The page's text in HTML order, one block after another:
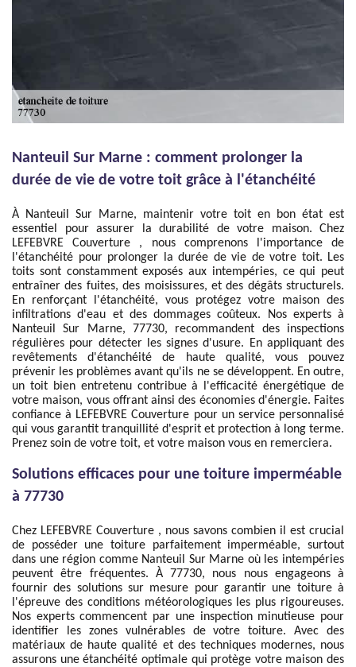
Nanteuil Sur Marne : comment prolonger la
durée de vie de votre toit grâce à l'étanchéité
À Nanteuil Sur Marne, maintenir votre toit en bon état est
essentiel pour assurer la durabilité de votre maison. Chez
LEFEBVRE Couverture , nous comprenons l'importance de
l'étanchéité pour prolonger la durée de vie de votre toit. Les
toits sont constamment exposés aux intempéries, ce qui peut
entraîner des fuites, des moisissures, et des dégâts structurels.
En renforçant l'étanchéité, vous protégez votre maison des
infiltrations d'eau et des dommages coûteux. Nos experts à
Nanteuil Sur Marne, 77730, recommandent des inspections
régulières pour détecter les signes d'usure. En appliquant des
revêtements d'étanchéité de haute qualité, vous pouvez
prévenir les problèmes avant qu'ils ne se développent. En outre,
un toit bien entretenu contribue à l'efficacité énergétique de
votre maison, vous offrant ainsi des économies d'énergie. Faites
confiance à LEFEBVRE Couverture pour un service personnalisé
qui vous garantit tranquillité d'esprit et protection à long terme.
Prenez soin de votre toit, et votre maison vous en remerciera.
Solutions efficaces pour une toiture imperméable
à 77730
Chez LEFEBVRE Couverture , nous savons combien il est crucial
de posséder une toiture parfaitement imperméable, surtout
dans une région comme Nanteuil Sur Marne où les intempéries
peuvent être fréquentes. À 77730, nous nous engageons à
fournir des solutions sur mesure pour garantir une toiture à
l'épreuve des conditions météorologiques les plus rigoureuses.
Nos experts commencent par une inspection minutieuse pour
identifier les zones vulnérables de votre toiture. Avec des
matériaux de haute qualité et des techniques modernes, nous
assurons une étanchéité optimale qui protège votre maison des